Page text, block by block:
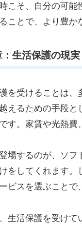
こそ、自分の可能
ことで、より豊か
：生活保護の現実
を受けることは、
えるための手段
す。家賃や光熱費
場するのが、ソ
をしてくれます
ビスを選ぶことで
生活保護を受け